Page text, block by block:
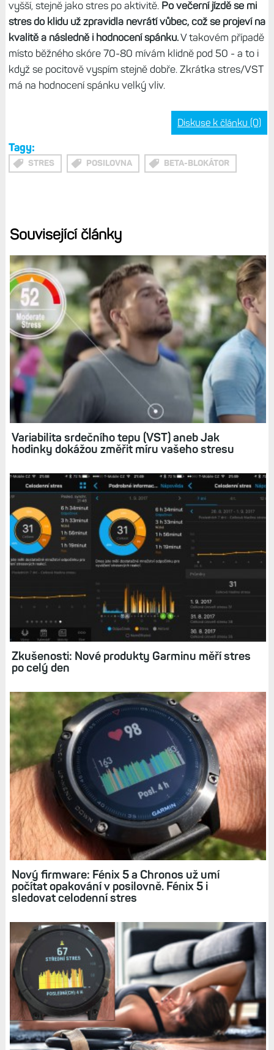
vyšší, stejně jako stres po aktivitě. Po večerní jízdě se mi
stres do klidu už zpravidla nevrátí vůbec, což se projeví na
kvalitě a následně i hodnocení spánku.V takovém případě
místo běžného skóre 70-80 mívám klidně pod 50 - a to i
když se pocitově vyspím stejně dobře. Zkrátka stres/VST
má na hodnocení spánku velký vliv.
Diskuse k článku (0)
Tagy:
STRES POSILOVNA BETA-BLOKÁTOR
Související články
Variabilita srdečního tepu (VST) aneb Jak
hodinky dokážou změřit míru vašeho stresu
Zkušenosti: Nové produkty Garminu měří stres
po celý den